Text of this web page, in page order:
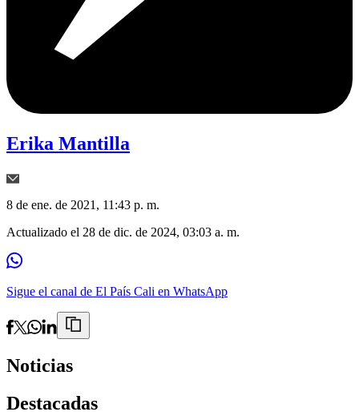
Erika Mantilla
8 de ene. de 2021, 11:43 p. m.
Actualizado el 28 de dic. de 2024, 03:03 a. m.
Sigue el canal de El País Cali en WhatsApp
Noticias
Destacadas